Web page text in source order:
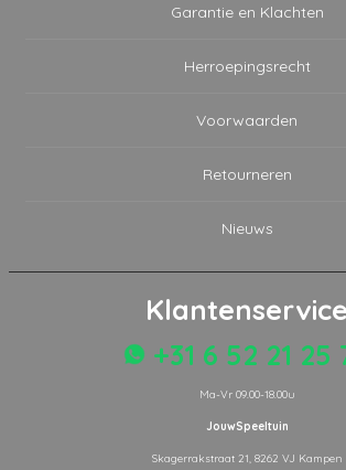
Garantie en Klachten
Herroepingsrecht
Voorwaarden
Retourneren
Nieuws
Klantenservice
+31 6 52 21 25
Ma-Vr 09.00-18.00u
JouwSpeeltuin
Skagerrakstraat 21, 8262 VJ Kampen